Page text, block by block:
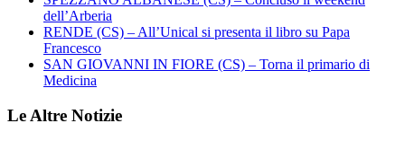
dell’Arberia
RENDE (CS) – All’Unical si presenta il libro su Papa
Francesco
SAN GIOVANNI IN FIORE (CS) – Torna il primario di
Medicina
Le Altre Notizie